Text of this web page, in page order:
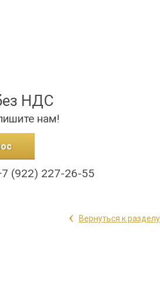
НДС
нам!
(922) 227-26-55
‹ Вернуться к разделу